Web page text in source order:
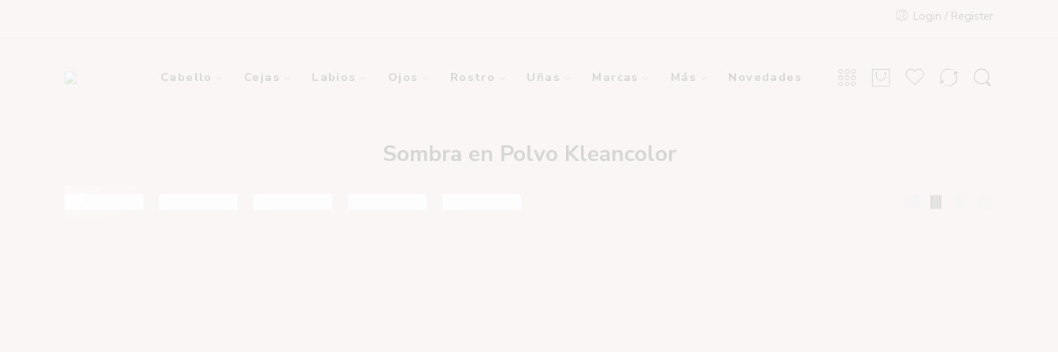
Login / Register
Cabello Cejas Labios Ojos Rostro Uñas Marcas Más Novedades
Sombra en Polvo Kleancolor